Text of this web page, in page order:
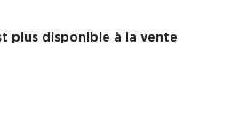
plus disponible à la vente